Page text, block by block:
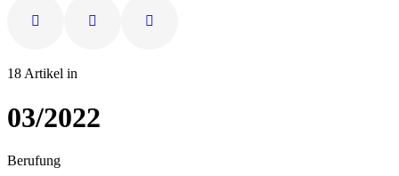
18 Artikel in
03/2022
Berufung